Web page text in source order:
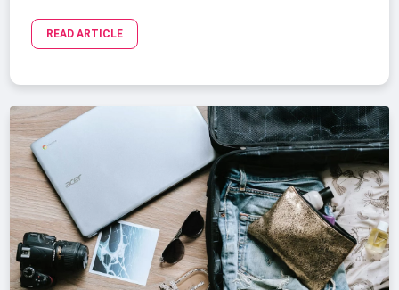
READ ARTICLE